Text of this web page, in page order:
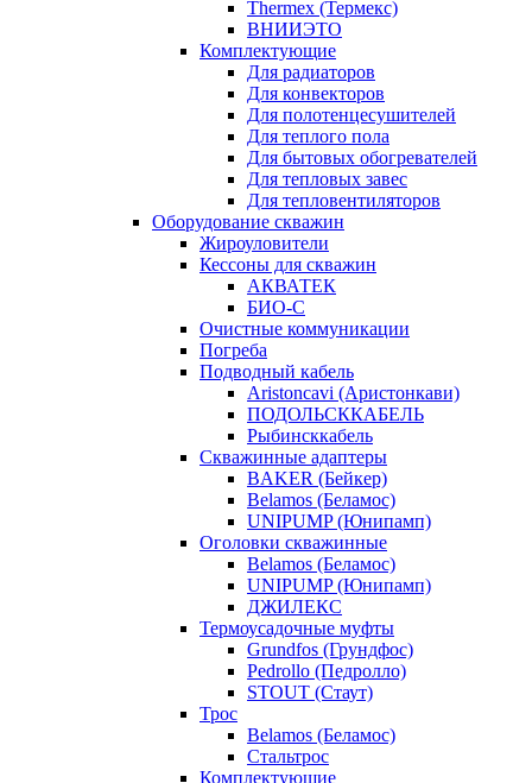
Thermex (Термекс)
ВНИИЭТО
Комплектующие
Для радиаторов
Для конвекторов
Для полотенцесушителей
Для теплого пола
Для бытовых обогревателей
Для тепловых завес
Для тепловентиляторов
Оборудование скважин
Жироуловители
Кессоны для скважин
АКВАТЕК
БИО-С
Очистные коммуникации
Погреба
Подводный кабель
Aristoncavi (Аристонкави)
ПОДОЛЬСККАБЕЛЬ
Рыбинсккабель
Скважинные адаптеры
BAKER (Бейкер)
Belamos (Беламос)
UNIPUMP (Юнипамп)
Оголовки скважинные
Belamos (Беламос)
UNIPUMP (Юнипамп)
ДЖИЛЕКС
Термоусадочные муфты
Grundfos (Грундфос)
Pedrollo (Педролло)
STOUT (Стаут)
Трос
Belamos (Беламос)
Стальтрос
Комплектующие